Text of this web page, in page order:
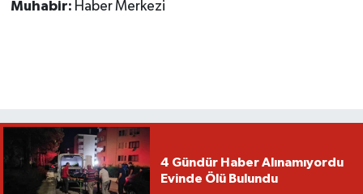
Muhabir: Haber Merkezi
4 Gündür Haber Alınamıyordu
Evinde Ölü Bulundu